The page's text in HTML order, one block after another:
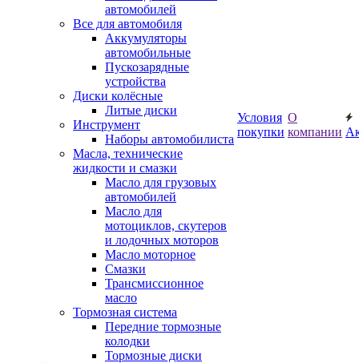
автомобилей
Все для автомобиля
Аккумуляторы
автомобильные
Пускозарядные
устройства
Диски колёсные
Литые диски
Инструмент
Наборы автомобилиста
Масла, технические
жидкости и смазки
Масло для грузовых
автомобилей
Масло для
мотоциклов, скутеров
и лодочных моторов
Масло моторное
Смазки
Трансмиссионное
масло
Тормозная система
Передние тормозные
колодки
Тормозные диски
Условия
покупки
О
компании